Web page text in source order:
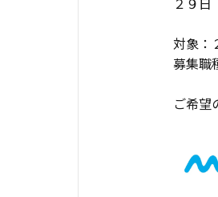
対象：
募集職
ご希望